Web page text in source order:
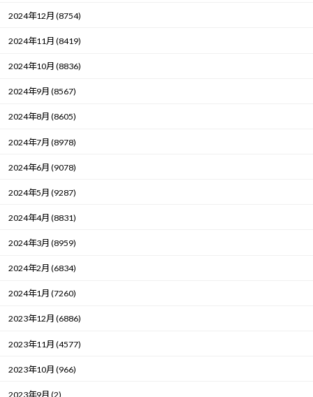
2024年12月 (8754)
2024年11月 (8419)
2024年10月 (8836)
2024年9月 (8567)
2024年8月 (8605)
2024年7月 (8978)
2024年6月 (9078)
2024年5月 (9287)
2024年4月 (8831)
2024年3月 (8959)
2024年2月 (6834)
2024年1月 (7260)
2023年12月 (6886)
2023年11月 (4577)
2023年10月 (966)
2023年9月 (2)